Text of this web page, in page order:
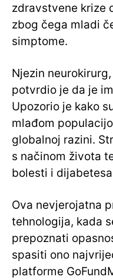
zdravstvene krize
zbog čega mladi
simptome.
Njezin
potvrdio je da je
Upozorio je kako
mlađom
globalnoj razini.
s načinom života
bolesti i
Ova nevjerojatna
tehnologija, kada
prepoznati
spasiti ono
platforme